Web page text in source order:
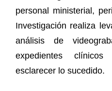
personal ministerial,
Investigación realiza
análisis de
expedientes
esclarecer lo sucedido.